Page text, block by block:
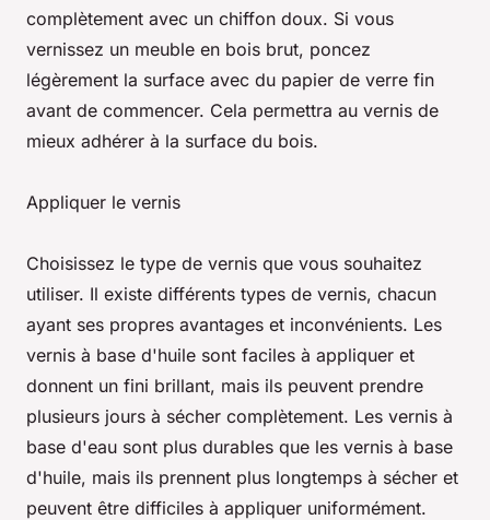
complètement avec un chiffon doux. Si vous
vernissez un meuble en bois brut, poncez
légèrement la surface avec du papier de verre fin
avant de commencer. Cela permettra au vernis de
mieux adhérer à la surface du bois.
Appliquer le vernis
Choisissez le type de vernis que vous souhaitez
utiliser. Il existe différents types de vernis, chacun
ayant ses propres avantages et inconvénients. Les
vernis à base d'huile sont faciles à appliquer et
donnent un fini brillant, mais ils peuvent prendre
plusieurs jours à sécher complètement. Les vernis à
base d'eau sont plus durables que les vernis à base
d'huile, mais ils prennent plus longtemps à sécher et
peuvent être difficiles à appliquer uniformément.